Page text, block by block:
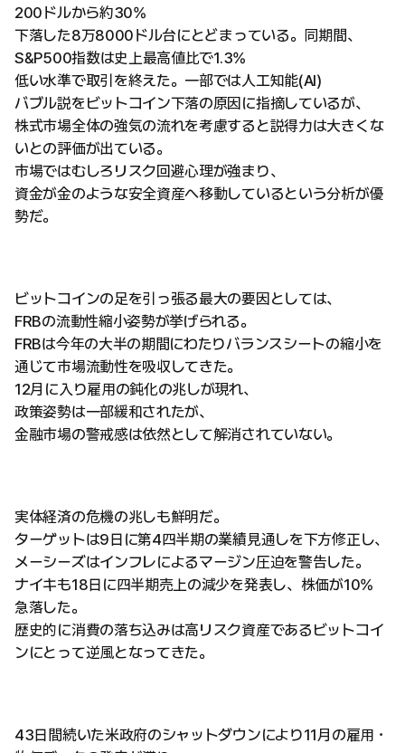
200ドルから約30%
下落した8万8000ドル台にとどまっている。同期間、
S&P500指数は史上最高値比で1.3%
低い水準で取引を終えた。一部では人工知能(AI)
バブル説をビットコイン下落の原因に指摘しているが、
株式市場全体の強気の流れを考慮すると説得力は大きくな
いとの評価が出ている。
市場ではむしろリスク回避心理が強まり、
資金が金のような安全資産へ移動しているという分析が優
勢だ。
ビットコインの足を引っ張る最大の要因としては、
FRBの流動性縮小姿勢が挙げられる。
FRBは今年の大半の期間にわたりバランスシートの縮小を
通じて市場流動性を吸収してきた。
12月に入り雇用の鈍化の兆しが現れ、
政策姿勢は一部緩和されたが、
金融市場の警戒感は依然として解消されていない。
実体経済の危機の兆しも鮮明だ。
ターゲットは9日に第4四半期の業績見通しを下方修正し、
メーシーズはインフレによるマージン圧迫を警告した。
ナイキも18日に四半期売上の減少を発表し、株価が10%
急落した。
歴史的に消費の落ち込みは高リスク資産であるビットコイ
ンにとって逆風となってきた。
43日間続いた米政府のシャットダウンにより11月の雇用・